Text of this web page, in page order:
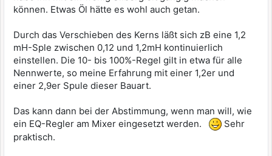
können. Etwas Öl hätte es wohl auch getan.
Durch das Verschieben des Kerns läßt sich zB eine 1,2
mH-Sple zwischen 0,12 und 1,2mH kontinuierlich
einstellen. Die 10- bis 100%-Regel gilt in etwa für alle
Nennwerte, so meine Erfahrung mit einer 1,2er und
einer 2,9er Spule dieser Bauart.
Das kann dann bei der Abstimmung, wenn man will, wie
ein EQ-Regler am Mixer eingesetzt werden.
Sehr
praktisch.